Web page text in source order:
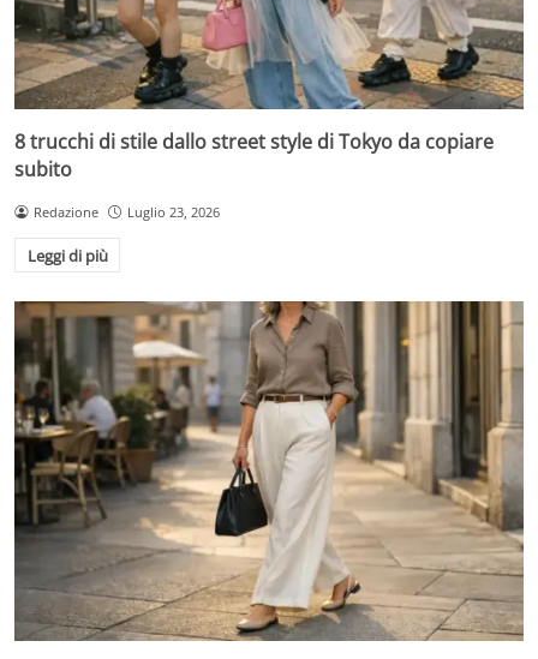
8 trucchi di stile dallo street style di Tokyo da copiare
subito
Redazione Luglio 23, 2026
Leggi di più